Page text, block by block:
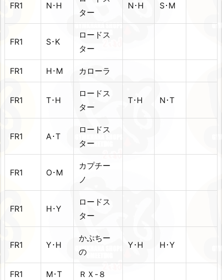
FR1 N･H
ター
N･H S･M
FR1 S･K
ロードス
ター
FR1 H･M カローラ
FR1 T･H
ロードス
ター
T･H N･T
FR1 A･T
ロードス
ター
FR1 O･M
カプチー
ノ
FR1 H･Y
ロードス
ター
FR1 Y･H
かぷちー
の
Y･H H･Y
FR1 M･T ＲＸ-８